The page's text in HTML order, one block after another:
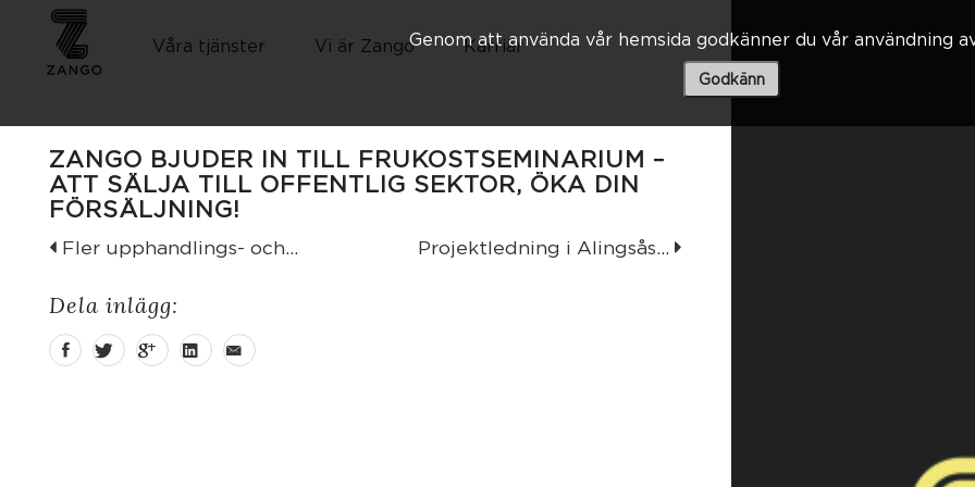
Genom att använda vår hemsida godkänner du vår användning
Godkänn
Våra tjänster Vi är Zango Karriär
ZANGO BJUDER IN TILL FRUKOSTSEMINARIUM –
ATT SÄLJA TILL OFFENTLIG SEKTOR, ÖKA DIN
FÖRSÄLJNING!
Fler upphandlings- och... Projektledning i Alingsås...
Dela inlägg: